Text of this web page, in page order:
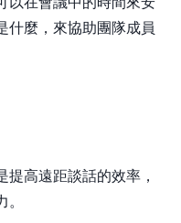
什麼，來協助團隊成員
高遠距談話的效率，